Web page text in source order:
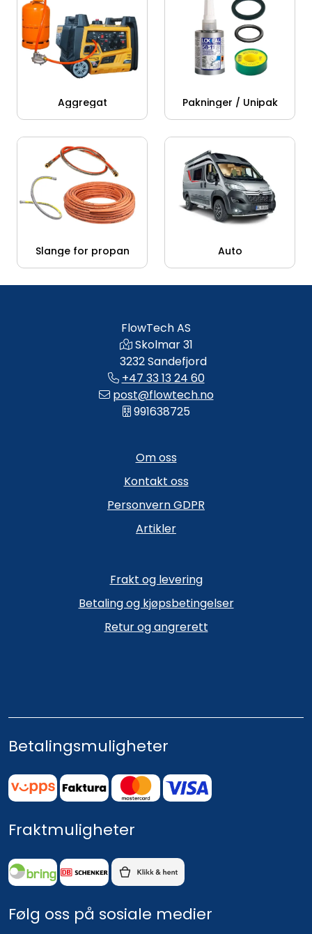
Aggregat Pakninger / Unipak
Slange for propan Auto
Betalingsmuligheter
Fraktmuligheter
Følg oss på sosiale medier
FlowTech AS
Skolmar 31
3232 Sandefjord
+47 33 13 24 60
post@flowtech.no
991638725
Om oss
Kontakt oss
Personvern GDPR
Artikler
Frakt og levering
Betaling og kjøpsbetingelser
Retur og angrerett